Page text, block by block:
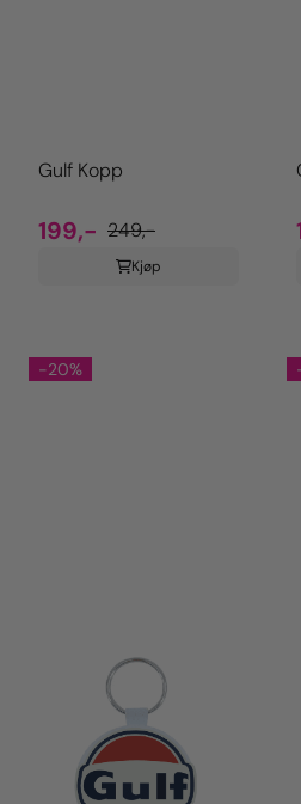
Gulf Kopp
199,- 249,-
Kjøp
-20%